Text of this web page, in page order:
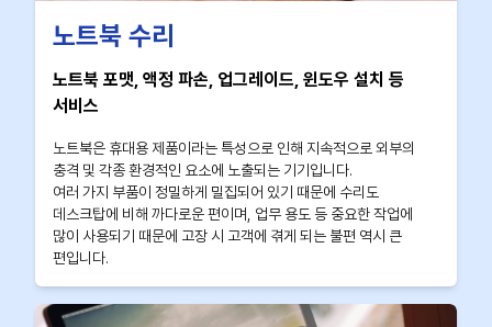
노트북 수리
노트북 포맷, 액정 파손, 업그레이드, 윈도우 설치 등
서비스
노트북은 휴대용 제품이라는 특성으로 인해 지속적으로 외부의
충격 및 각종 환경적인 요소에 노출되는 기기입니다.
여러 가지 부품이 정밀하게 밀집되어 있기 때문에 수리도
데스크탑에 비해 까다로운 편이며, 업무 용도 등 중요한 작업에
많이 사용되기 때문에 고장 시 고객에 겪게 되는 불편 역시 큰
편입니다.